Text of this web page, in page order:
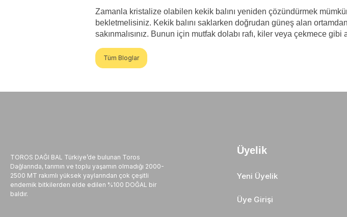
Zamanla kristalize olabilen kekik balını yeniden çözündürmek
bekletmelisiniz. Kekik balını saklarken doğrudan güneş alan
sakınmalısınız. Bunun için mutfak dolabı rafı, kiler veya çekmece
Tüm Bloglar
TOROS DAĞI BAL Türkiye’de bulunan Toros
Dağlarında, tarımın ve toplu yaşamın olmadığı 2000-
2500 MT rakımlı yüksek yaylarından çok çeşitli
endemik bitkilerden elde edilen %100 DOĞAL bir
baldır.
Üyelik
Yeni Üyelik
Üye Girişi